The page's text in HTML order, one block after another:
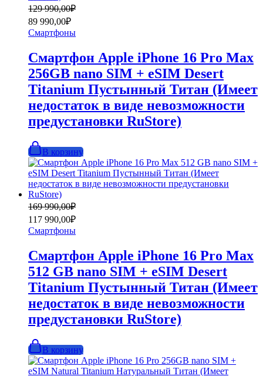
129 990,00₽
Первоначальная
цена
составляла
129
89 990,00₽
Текущая
цена:
89
990,00₽.
Смартфоны
Смартфон Apple iPhone 16 Pro Max
256GB nano SIM + eSIM Desert
Titanium Пустынный Титан (Имеет
недостаток в виде невозможности
предустановки RuStore)
В корзину
169 990,00₽
Первоначальная
цена
составляла
169
117 990,00₽
Текущая
цена:
117
990,00₽.
Смартфоны
Смартфон Apple iPhone 16 Pro Max
512 GB nano SIM + eSIM Desert
Titanium Пустынный Титан (Имеет
недостаток в виде невозможности
предустановки RuStore)
В корзину